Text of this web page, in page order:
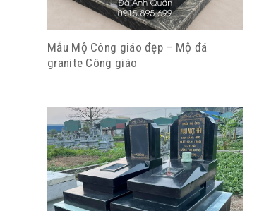
Mẫu Mộ Công giáo đẹp – Mộ đá
granite Công giáo